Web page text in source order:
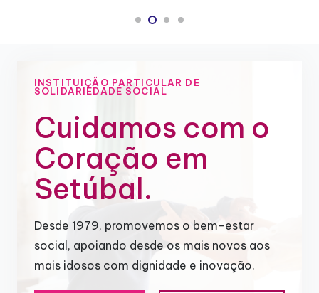
INSTITUIÇÃO PARTICULAR DE
SOLIDARIEDADE SOCIAL
Cuidamos com o
Coração em
Setúbal.
Desde 1979, promovemos o bem-estar
social, apoiando desde os mais novos aos
mais idosos com dignidade e inovação.